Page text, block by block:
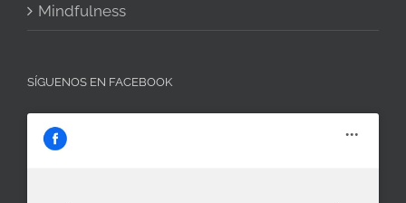
Mindfulness
SÍGUENOS EN FACEBOOK